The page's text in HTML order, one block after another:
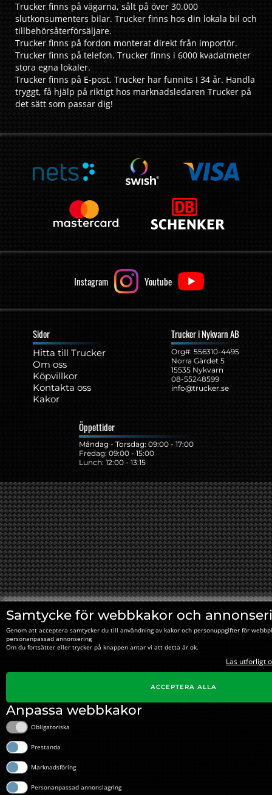
Samtycke för webbkakor och
Genom att acceptera samtycker du till användning av kakor och personuppgifter för
personanpassad annonsering
Om du fortsätter eller trycker på knappen antar vi att detta är ok.
Läs utförligt
ACCEPTERA ALLA
Anpassa webbkakor
Obligatoriska
Prestanda
Marknadsföring
Personanpassad annonslagring
Trucker finns på vägarna, sålt på över 30.000
slutkonsumenters bilar. Trucker finns hos din lokala bil och
tillbehörsåterförsäljare.
Trucker finns på fordon monterat direkt från importör.
Trucker finns på telefon. Trucker finns i 6000 kvadatmeter
stora egna lokaler.
Trucker finns på E-post. Trucker har funnits I 34 år. Handla
tryggt, få hjälp på riktigt hos marknadsledaren Trucker på
det sätt som passar dig!
Instagram Youtube
Sidor
Hitta till Trucker
Om oss
Köpvillkor
Kontakta oss
Kakor
Trucker i Nykvarn AB
Org#: ‍556310-4495
Norra Gärdet 5
15535 Nykvarn
08-55248599
info@trucker.se
Öppettider
Måndag - Torsdag: 09:00 - 17:00
Fredag: 09:00 - 15:00
Lunch: 12:00 - 13:15